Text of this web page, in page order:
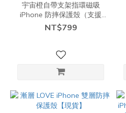
宇宙橙自帶支架指環磁吸
iPhone 防摔保護殼（支援
Magsafe ）【現貨】
NT$799